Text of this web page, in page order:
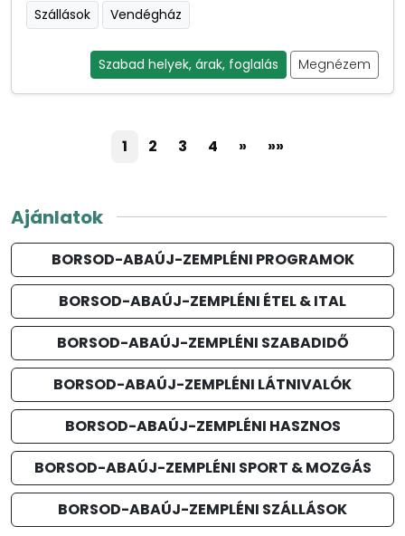
Szállások Vendégház
Szabad helyek, árak, foglalás Megnézem
1 2 3 4 » »»
Ajánlatok
BORSOD-ABAÚJ-ZEMPLÉNI PROGRAMOK
BORSOD-ABAÚJ-ZEMPLÉNI ÉTEL & ITAL
BORSOD-ABAÚJ-ZEMPLÉNI SZABADIDŐ
BORSOD-ABAÚJ-ZEMPLÉNI LÁTNIVALÓK
BORSOD-ABAÚJ-ZEMPLÉNI HASZNOS
BORSOD-ABAÚJ-ZEMPLÉNI SPORT & MOZGÁS
BORSOD-ABAÚJ-ZEMPLÉNI SZÁLLÁSOK